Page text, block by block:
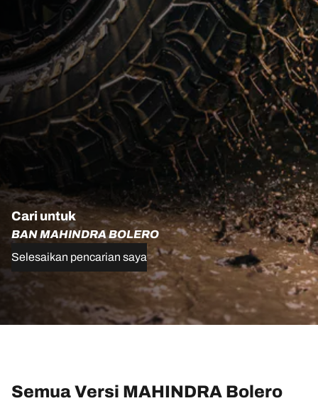
Cari untuk
BAN MAHINDRA BOLERO
Selesaikan pencarian saya
Semua Versi MAHINDRA Bolero